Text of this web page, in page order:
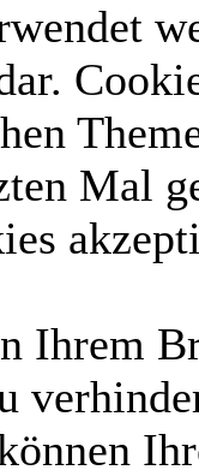
Mal
Ihrem